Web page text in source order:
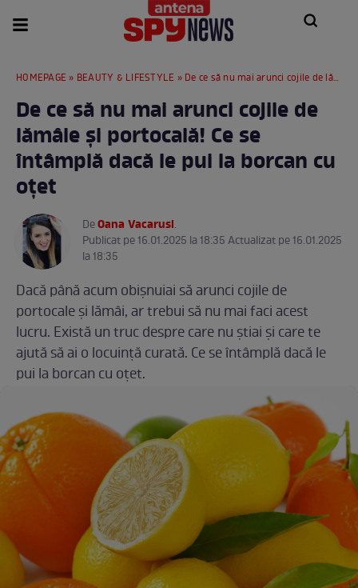
HOMEPAGE » BEAUTY & LIFESTYLE » De ce să nu mai arunci cojile de lămâie și portocală! Ce se întâmplă dacă le pui la borcan cu oțet
De ce să nu mai arunci cojile de
lămâie și portocală! Ce se
întâmplă dacă le pui la borcan cu
oțet
DeOana Vacarusi.
Publicat pe 16.01.2025 la 18:35 Actualizat pe 16.01.2025
la 18:35
Dacă până acum obișnuiai să arunci cojile de
portocale și lămâi, ar trebui să nu mai faci acest
lucru. Există un truc despre care nu știai și care te
ajută să ai o locuință curată. Ce se întâmplă dacă le
pui la borcan cu oțet.